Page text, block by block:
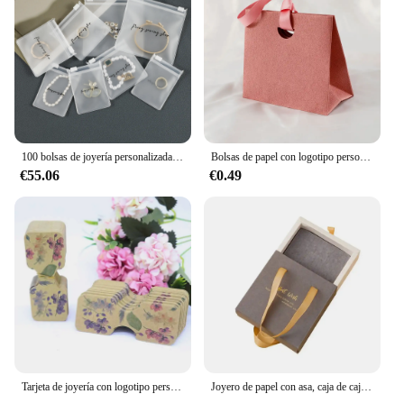
€55.06
Bolsas de papel con logotipo personalizado, bolsa de cartón verde Beige de lujo, joyería, ropa cosmética, bolsa organizadora de regalo para fiesta de boda
€0.49
Joyero de papel con asa, caja de cajón personalizada DIY, embalaje de joyería deslizante, estuche de almacenamiento, cartón para collar